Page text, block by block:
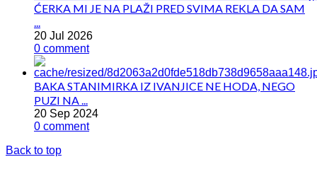
ĆERKA MI JE NA PLAŽI PRED SVIMA REKLA DA SAM
20 Jul 2026
0 comment
BAKA STANIMIRKA IZ IVANJICE NE HODA, NEGO
PUZI NA ...
20 Sep 2024
0 comment
Back to top